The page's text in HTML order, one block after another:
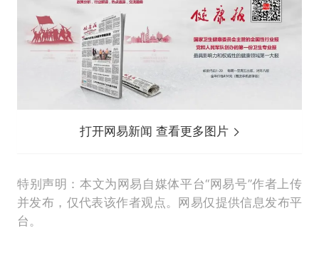
打开网易新闻 查看更多图片
特别声明：本文为网易自媒体平台“网易号”作者上传
并发布，仅代表该作者观点。网易仅提供信息发布平
台。